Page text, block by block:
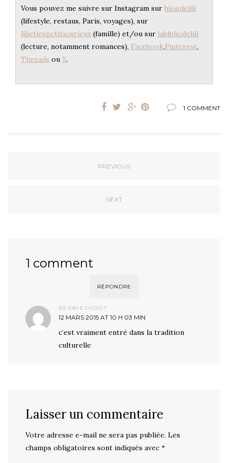
Vous pouvez me suivre sur Instagram sur blogdelili
(lifestyle, restaus, Paris, voyages), sur
lilietlespetitscurieux (famille) et/ou sur labibliodelili
(lecture, notamment romances), Facebook,Pinterest,
Threads ou X.
1 COMMENT
PREVIOUS
NEXT
1 comment
RÉPONDRE
BERNIESHOOT
12 MARS 2015 AT 10 H 03 MIN
c’est vraiment entré dans la tradition
culturelle
Laisser un commentaire
Votre adresse e-mail ne sera pas publiée. Les
champs obligatoires sont indiqués avec *